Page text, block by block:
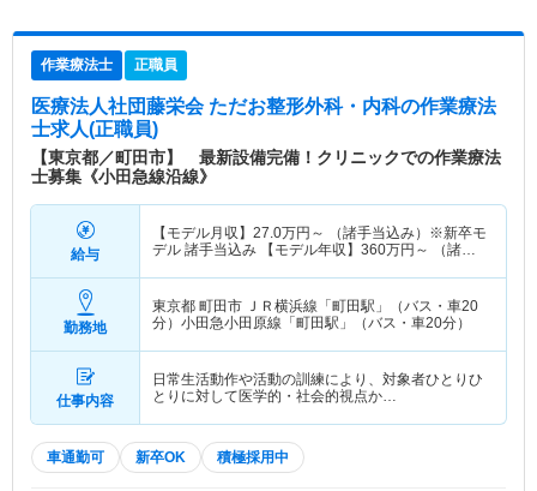
作業療法士 正職員
医療法人社団藤栄会 ただお整形外科・内科の作業療法
士求人(正職員)
【東京都／町田市】 最新設備完備！クリニックでの作業療法
士募集《小田急線沿線》
給与
【モデル月収】 27.0万円～
（諸手当込み）※新卒モ
デル 諸手当込み 【モデル年収】 360万円～
（諸手
勤務地
東京都 町田市 ＪＲ横浜線「町田駅」（バス・車20
分）小田急小田原線「町田駅」（バス・車20分）
仕事内容
日常生活動作や活動の訓練により、対象者ひとりひ
とりに対して医学的・社会的視点か…
車通勤可 新卒OK 積極採用中